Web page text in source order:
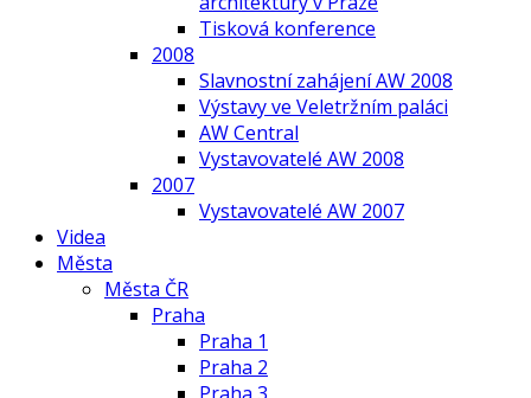
Tisková konference
2008
Slavnostní zahájení AW 2008
Výstavy ve Veletržním paláci
AW Central
Vystavovatelé AW 2008
2007
Vystavovatelé AW 2007
Videa
Města
Města ČR
Praha
Praha 1
Praha 2